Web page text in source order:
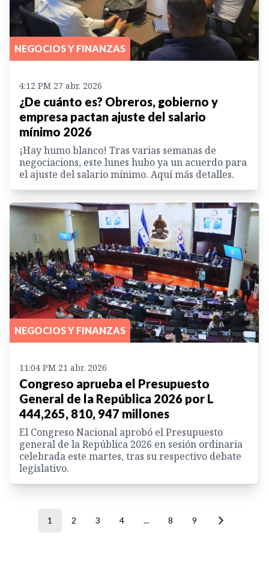
NEGOCIOS Y FINANZAS
4:12 PM 27 abr. 2026
¿De cuánto es? Obreros, gobierno y
empresa pactan ajuste del salario
mínimo 2026
¡Hay humo blanco! Tras varias semanas de
negociacions, este lunes hubo ya un acuerdo para
el ajuste del salario mínimo. Aquí más detalles.
NEGOCIOS Y FINANZAS
11:04 PM 21 abr. 2026
Congreso aprueba el Presupuesto
General de la República 2026 por L
444,265, 810, 947 millones
El Congreso Nacional aprobó el Presupuesto
general de la República 2026 en sesión ordinaria
celebrada este martes, tras su respectivo debate
legislativo.
1 2 3 4 ... 8 9